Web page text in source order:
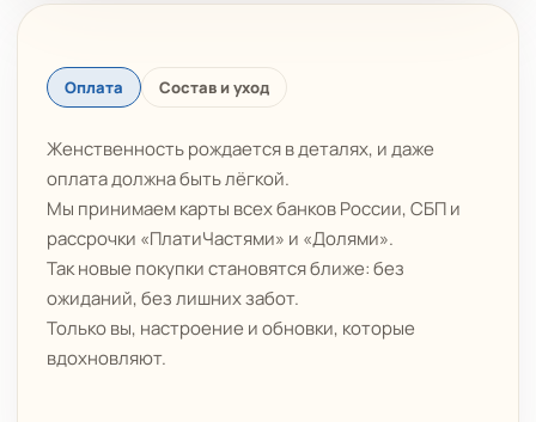
Оплата Состав и уход
Женственность рождается в деталях, и даже
оплата должна быть лёгкой.
Мы принимаем карты всех банков России, СБП и
рассрочки «ПлатиЧастями» и «Долями».
Так новые покупки становятся ближе: без
ожиданий, без лишних забот.
Только вы, настроение и обновки, которые
вдохновляют.